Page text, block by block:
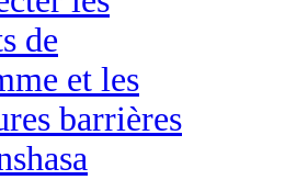
de
et les
barrières